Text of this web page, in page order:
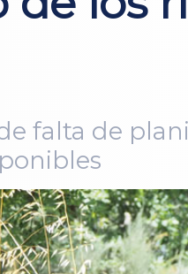
falta de